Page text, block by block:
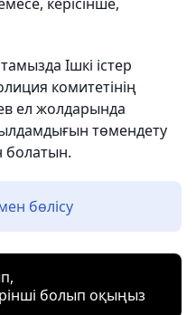
Ішкі істер
комитетінің
ел жолдарында
төмендету
болатын.
бөлісу
болып оқыңыз